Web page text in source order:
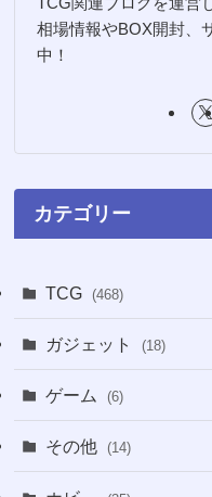
相場情報やBOX開封、
中！
カテゴリー
TCG (468)
(16)
ガジェット (18)
ゲーム (6)
その他 (14)